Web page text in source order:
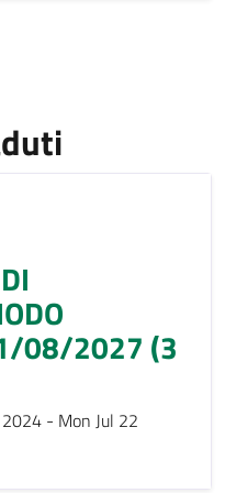
08/2027 (3
- Mon Jul 22